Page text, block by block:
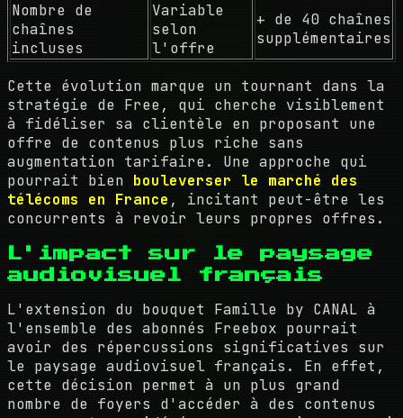
Nombre de
chaînes
incluses
Variable
selon
l'offre
+ de 40 chaînes
supplémentaires
Cette évolution marque un tournant dans la
stratégie de Free, qui cherche visiblement
à fidéliser sa clientèle en proposant une
offre de contenus plus riche sans
augmentation tarifaire. Une approche qui
pourrait bien bouleverser le marché des
télécoms en France , incitant peut-être les
concurrents à revoir leurs propres offres.
L'impact sur le paysage
audiovisuel français
L'extension du bouquet Famille by CANAL à
l'ensemble des abonnés Freebox pourrait
avoir des répercussions significatives sur
le paysage audiovisuel français. En effet,
cette décision permet à un plus grand
nombre de foyers d'accéder à des contenus